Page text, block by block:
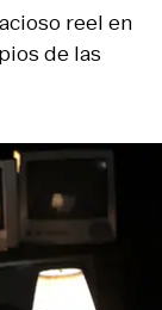
reel en
de las